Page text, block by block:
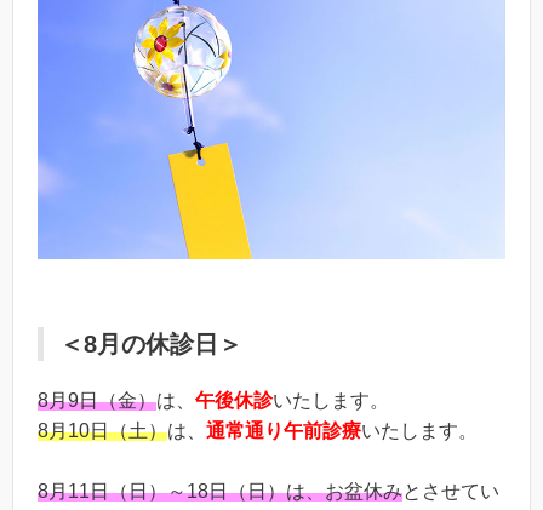
＜8月の休診日＞
8月9日（金）は、 午後休診いたします。
8月10日（土）は、 通常通り午前診療いたします。
8月11日（日）～18日（日）は、お盆休みとさせてい